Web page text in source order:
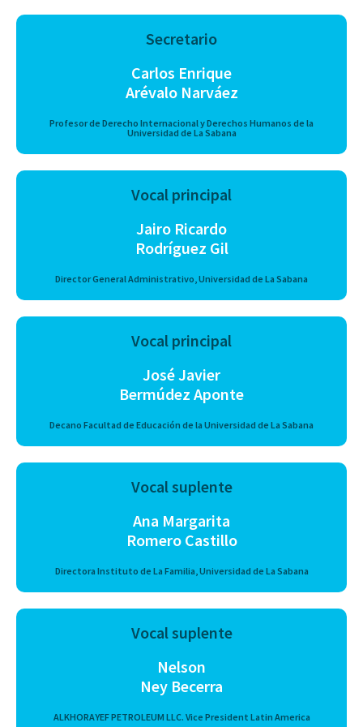
Secretario
Carlos Enrique
Arévalo Narváez
Profesor de Derecho Internacional y Derechos Humanos de la
Universidad de La Sabana
Vocal principal
Jairo Ricardo
Rodríguez Gil
Director General Administrativo, Universidad de La Sabana
Vocal principal
José Javier
Bermúdez Aponte
Decano Facultad de Educación de la Universidad de La Sabana
Vocal suplente
Ana Margarita
Romero Castillo
Directora Instituto de La Familia, Universidad de La Sabana
Vocal suplente
Nelson
Ney Becerra
ALKHORAYEF PETROLEUM LLC. Vice President Latin America